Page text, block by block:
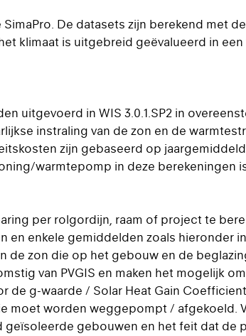
De datasets zijn berekend met
klimaat is uitgebreid geëvalueerd in
uitgevoerd in WIS 3.0.1.SP2 in
instraling van de zon en de
zijn gebaseerd op
warmtepomp in deze berekeningen
per rolgordijn, raam of project te
en enkele gemiddelden zoals hieronder
de zon die op het gebouw en de
van PVGIS en maken het mogelijk
de g-waarde / Solar Heat Gain
moet worden weggepompt / afgekoeld.
gebouwen en het feit dat de